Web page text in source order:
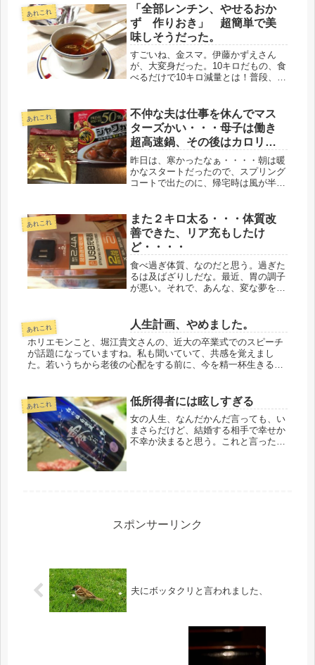
ランチに変更した。会った時、いつも
の・・・かれこれ・・７－８年？いつ
も...
あれこれ
「全部レンチン、やせるおか
ず 作りおき」 超簡単で美
味しそうだった。
すごいね、金スマ。伊藤かずえさん
が、大変身だった。10キロだもの、食
べるだけで10キロ減量とは！普段、殆
た気分。ＴＶの前で食事をするという
事は、大抵、夫が横に居り、夫の好
き...
あれこれ
不仲な夫は仕事を休んでマス
ターズかい・・・母子は働き
超高速鍋、その後はカロリー
50％OFFカレー
昨日は、寒かったなぁ・・・・朝は暖
かなスタートだったので、スプリング
コートで出たのに、帰宅時は風が半端
なってきた(-_-;)とにかく、家にたどり
つくと、5分遅れで娘も帰宅...
あれこれ
また２キロ太る・・・体質改
善できた、リア充もしたけ
ど・・・・
食べ過ぎ体質、なのだと思う。過ぎた
るは及ばざりしだな。最近、胃の調子
が悪い。それで、あんな、変な夢をみ
重を測ると、２キロ！２キロだ、増え
ていた。また、太った。今回の２キロ
は...
あれこれ 人生計画、やめました。
ホリエモンこと、堀江貴文さんの、近大の卒業式でのスピーチ
が話題になっていますね。私も聞いていて、共感を覚えまし
た。若いうちから老後の心配をする前に、今を精一杯生きる事
あれこれ 低所得者には眩しすぎる
女の人生、なんだかんだ言っても、い
まさらだけど、結婚する相手で幸せか
不幸か決まると思う。これと言った相
スポンサーリンク
夫にボッタクリと言われました、